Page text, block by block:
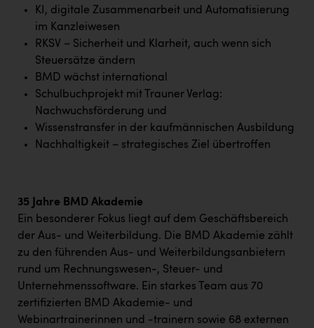
Wirtschaftskammer OÖ Energiehandel
Dopgas
kontakt
KI, digitale Zusammenarbeit und Automatisierung
im Kanzleiwesen
RKSV – Sicherheit und Klarheit, auch wenn sich
Steuersätze ändern
BMD wächst international
Schulbuchprojekt mit Trauner Verlag:
Nachwuchsförderung und
Wissenstransfer in der kaufmännischen Ausbildung
Nachhaltigkeit – strategisches Ziel übertroffen
35 Jahre BMD Akademie
Ein besonderer Fokus liegt auf dem Geschäftsbereich
der Aus- und Weiterbildung. Die BMD Akademie zählt
zu den führenden Aus- und Weiterbildungsanbietern
rund um Rechnungswesen-, Steuer- und
Unternehmenssoftware. Ein starkes Team aus 70
zertifizierten BMD Akademie- und
Webinartrainerinnen und -trainern sowie 68 externen